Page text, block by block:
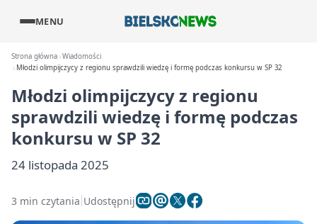
MENU
Strona główna Wiadomości
Młodzi olimpijczycy z regionu sprawdzili wiedzę i formę podczas konkursu w SP 32
Młodzi olimpijczycy z regionu
sprawdzili wiedzę i formę podczas
konkursu w SP 32
24 listopada 2025
3 min czytania Udostępnij